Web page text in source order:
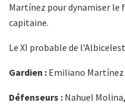
Martínez pour dynamiser le
capitaine.
Le XI probable de
Gardien : Emiliano Martínez
Défenseurs : Nahuel